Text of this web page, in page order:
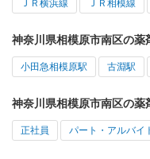
ＪＲ横浜線 ＪＲ相模線
神奈川県相模原市南区の薬
小田急相模原駅 古淵駅
神奈川県相模原市南区の
正社員 パート・アルバイ